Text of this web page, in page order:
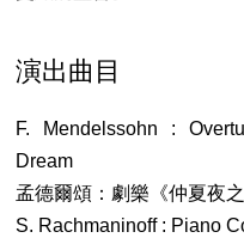
演出曲目
F. Mendelssohn :
Dream
孟德爾頌：劇樂《仲夏夜之
S. Rachmaninoff : Piano